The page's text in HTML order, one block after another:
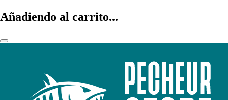
Añadiendo al carrito...